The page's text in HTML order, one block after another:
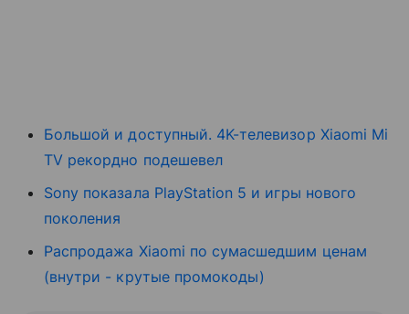
Большой и доступный. 4K-телевизор Xiaomi Mi
TV рекордно подешевел
Sony показала PlayStation 5 и игры нового
поколения
Распродажа Xiaomi по сумасшедшим ценам
(внутри - крутые промокоды)